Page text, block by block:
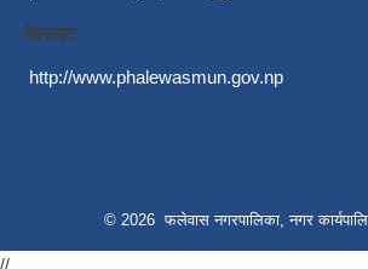
वेबसाइट:
http://www.phalewasmun.gov.np
© 2026 फलेवास नगरपालिका, नगर
//